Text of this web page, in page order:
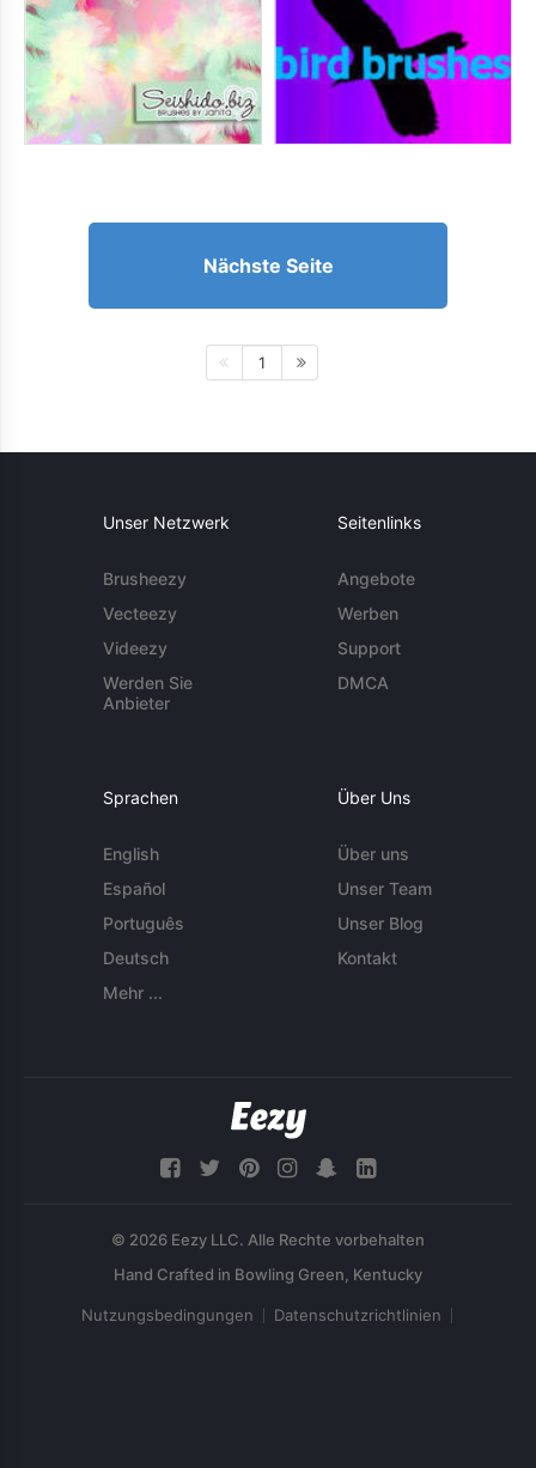
Nächste Seite
1
Unser Netzwerk
Brusheezy
Vecteezy
Videezy
Werden Sie
Anbieter
Seitenlinks
Angebote
Werben
Support
DMCA
Sprachen
English
Español
Português
Deutsch
Mehr ...
Über Uns
Über uns
Unser Team
Unser Blog
Kontakt
© 2026 Eezy LLC. Alle Rechte vorbehalten
Nutzungsbedingungen Datenschutzrichtlinien